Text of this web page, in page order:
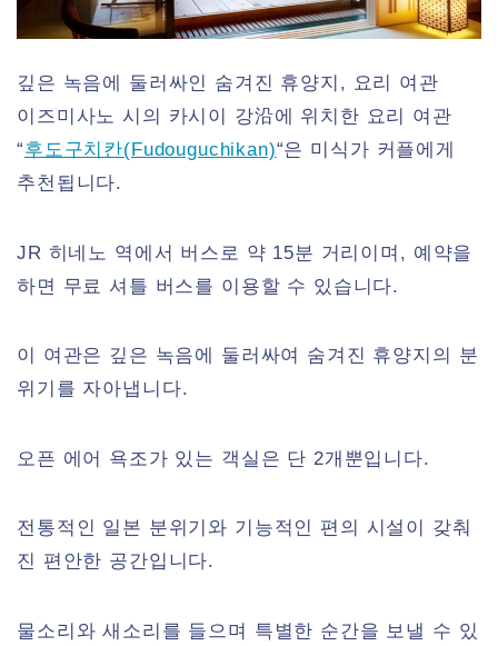
깊은 녹음에 둘러싸인 숨겨진 휴양지, 요리 여관
이즈미사노 시의 카시이 강沿에 위치한 요리 여관
“후도구치칸(Fudouguchikan)“은 미식가 커플에게
추천됩니다.
JR 히네노 역에서 버스로 약 15분 거리이며, 예약을
하면 무료 셔틀 버스를 이용할 수 있습니다.
이 여관은 깊은 녹음에 둘러싸여 숨겨진 휴양지의 분
위기를 자아냅니다.
오픈 에어 욕조가 있는 객실은 단 2개뿐입니다.
전통적인 일본 분위기와 기능적인 편의 시설이 갖춰
진 편안한 공간입니다.
물소리와 새소리를 들으며 특별한 순간을 보낼 수 있